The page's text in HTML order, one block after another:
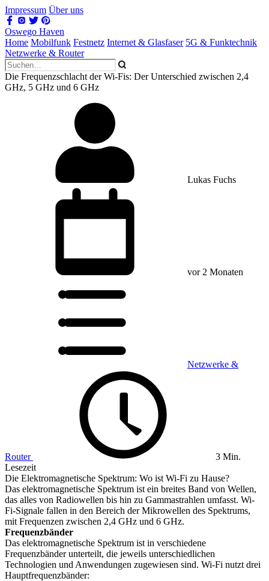
Impressum Über uns
Oswego Haven
Home Mobilfunk Festnetz Internet & Glasfaser 5G & Funktechnik
Netzwerke & Router
Die Frequenzschlacht der Wi-Fis: Der Unterschied zwischen 2,4
GHz, 5 GHz und 6 GHz
Lukas Fuchs
vor 2 Monaten
Netzwerke &
Router
3 Min.
Lesezeit
Die Elektromagnetische Spektrum: Wo ist Wi-Fi zu Hause?
Das elektromagnetische Spektrum ist ein breites Band von Wellen,
das alles von Radiowellen bis hin zu Gammastrahlen umfasst. Wi-
Fi-Signale fallen in den Bereich der Mikrowellen des Spektrums,
mit Frequenzen zwischen 2,4 GHz und 6 GHz.
Frequenzbänder
Das elektromagnetische Spektrum ist in verschiedene
Frequenzbänder unterteilt, die jeweils unterschiedlichen
Technologien und Anwendungen zugewiesen sind. Wi-Fi nutzt drei
Hauptfrequenzbänder: